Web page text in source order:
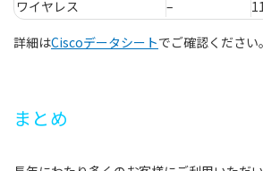
ワイヤレス –
詳細はCiscoデータシートでご確認ください。
まとめ